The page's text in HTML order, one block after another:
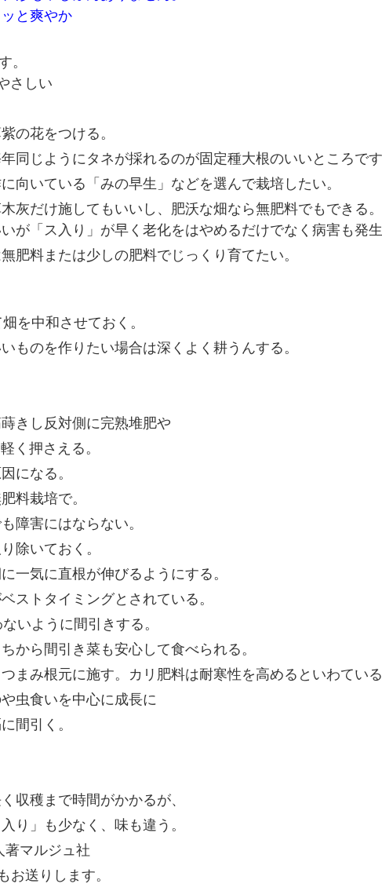
と爽やか
。
さしい
の花をつける。
同じようにタネが採れるのが固定種大根のいいところです
向いている「みの早生」などを選んで栽培したい。
灰だけ施してもいいし、肥沃な畑なら無肥料でもできる。
が「ス入り」が早く老化をはやめるだけでなく病害も発生
肥料または少しの肥料でじっくり育てたい。
を中和させておく。
ものを作りたい場合は深くよく耕うんする。
きし反対側に完熟堆肥や
く押さえる。
になる。
料栽培で。
障害にはならない。
除いておく。
一気に直根が伸びるようにする。
ストタイミングとされている。
いように間引きする。
から間引き菜も安心して食べられる。
まみ根元に施す。カリ肥料は耐寒性を高めるといわている
虫食いを中心に成長に
間引く。
収穫まで時間がかかるが、
り」も少なく、味も違う。
著マルジュ社
お送りします。